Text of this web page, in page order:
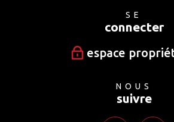
SE
connecter
espace
NOUS
suivre